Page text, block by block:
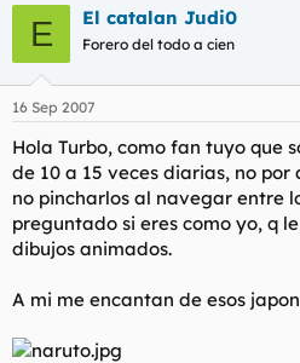
i
c
a
d
o
r
e
l
t
e
a
c
a
i
n
c
i
o
E El catalan Judi0
Forero del todo a cien
16 Sep 2007
Hola Turbo, como fan tuyo que
de 10 a 15 veces diarias, no
no pincharlos al navegar entre
preguntado si eres como yo, q
dibujos animados.
A mi me encantan de esos